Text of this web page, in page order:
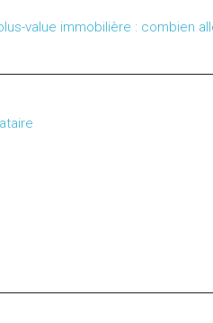
value immobilière : combien